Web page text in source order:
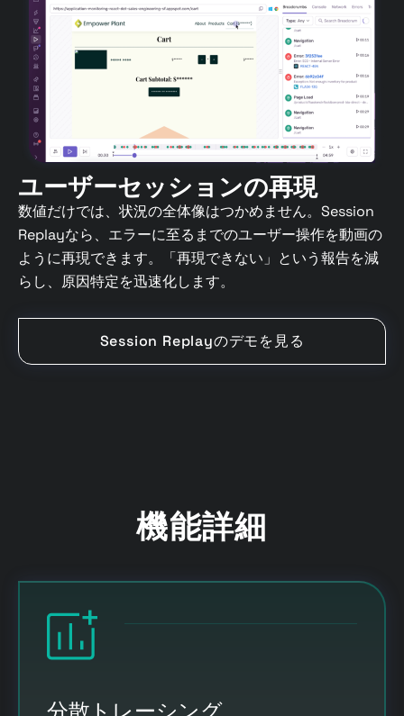
ユーザーセッションの再現
数値だけでは、状況の全体像はつかめません。Session
Replayなら、エラーに至るまでのユーザー操作を動画の
ように再現できます。「再現できない」という報告を減
らし、原因特定を迅速化します。
Session Replayのデモを見る
機能詳細